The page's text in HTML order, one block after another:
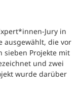
Jury in
ausgewählt, die vor
sieben Projekte mit
und zwei
wurde darüber